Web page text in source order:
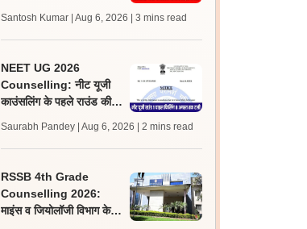
लेटेस्ट अपडेट, स्कोरकार्ड लिंक
Santosh Kumar | Aug 6, 2026 | 3 mins read
NEET UG 2026
Counselling: नीट यूजी
काउंसलिंग के पहले राउंड की
अगस्त से होगी शुरू
Saurabh Pandey | Aug 6, 2026 | 2 mins read
RSSB 4th Grade
Counselling 2026:
माइंस व जियोलॉजी विभाग के